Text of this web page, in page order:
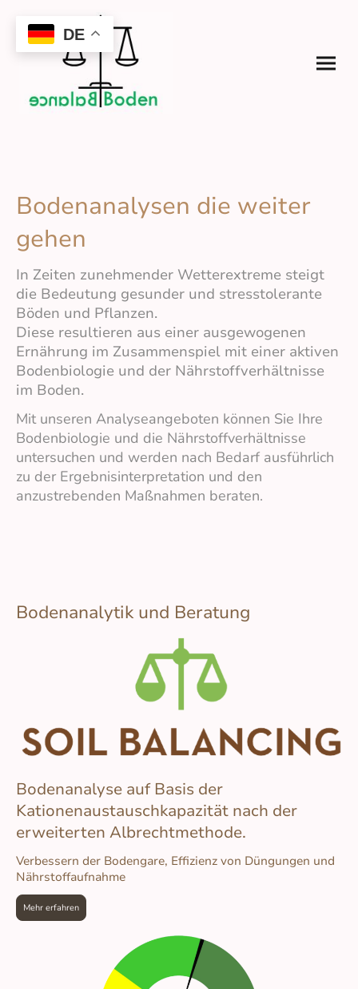
Bodenanalysen die weiter
gehen
In Zeiten zunehmender Wetterextreme steigt
die Bedeutung gesunder und stresstolerante
Böden und Pflanzen.
Diese resultieren aus einer ausgewogenen
Ernährung im Zusammenspiel mit einer aktiven
Bodenbiologie und der Nährstoffverhältnisse
im Boden.
Mit unseren Analyseangeboten können Sie Ihre
Bodenbiologie und die Nährstoffverhältnisse
untersuchen und werden nach Bedarf ausführlich
zu der Ergebnisinterpretation und den
anzustrebenden Maßnahmen beraten.
Bodenanalytik und Beratung
Bodenanalyse auf Basis der
Kationenaustauschkapazität nach der
erweiterten Albrechtmethode.
Verbessern der Bodengare, Effizienz von Düngungen und
Nährstoffaufnahme
Mehr erfahren
DE